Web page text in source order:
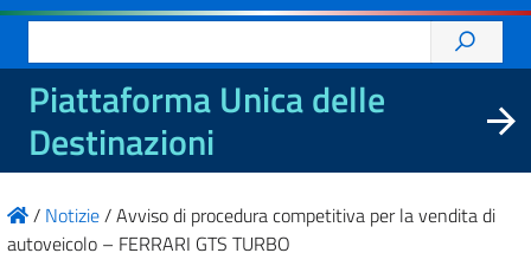
per:
Piattaforma Unica delle
Destinazioni
/ Notizie/Avviso di procedura competitiva per la vendita di
autoveicolo – FERRARI GTS TURBO